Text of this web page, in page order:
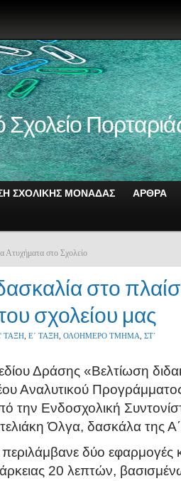
Σχολείο
ΣΧΟΛΙΚΗΣ ΜΟΝΑΔΑΣ ΑΡΘΡΑ
Ατυχήματα στο Σχολείο
στο
σχολείου μας
ΤΑΞΗ Ε΄ ΤΑΞΗ ΟΛΟΗΜΕΡΟ ΤΜΗΜΑ ΣΤ΄
Δράσης «Βελτίωση
Αναλυτικού
την Ενδοσχολική
Όλγα, δασκάλα της
δύο εφαρμογές
20 λεπτών,